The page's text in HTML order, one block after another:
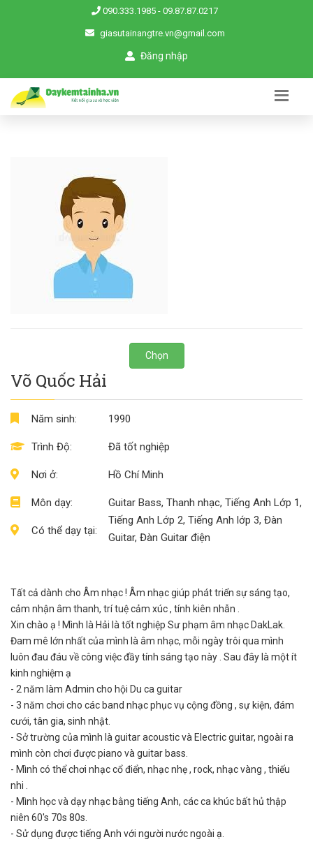
090.333.1985 - 09.87.87.0217
giasutainangtre.vn@gmail.com
Đăng nhập
Chọn
Võ Quốc Hải
Năm sinh:
Trình Độ:
Nơi ở:
Môn dạy:
Có thể dạy tại:
1990
Đã tốt nghiệp
Hồ Chí Minh
Guitar Bass, Thanh nhạc, Tiếng Anh Lớp 1,
Tiếng Anh Lớp 2, Tiếng Anh lớp 3, Đàn
Guitar, Đàn Guitar điện
Tất cả dành cho Âm nhạc ! Âm nhạc giúp phát triển sự sáng tạo,
cảm nhận âm thanh, trí tuệ cảm xúc , tính kiên nhẫn .
Xin chào ạ ! Mình là Hải là tốt nghiệp Sư phạm âm nhạc DakLak.
Đam mê lớn nhất của mình là âm nhạc, mỗi ngày trôi qua mình
luôn đau đáu về công việc đầy tính sáng tạo này . Sau đây là một ít
kinh nghiệm ạ
- 2 năm làm Admin cho hội Du ca guitar
- 3 năm chơi cho các band nhạc phục vụ cộng đồng , sự kiện, đám
cưới, tân gia, sinh nhật.
- Sở trường của mình là guitar acoustic và Electric guitar, ngoài ra
mình còn chơi được piano và guitar bass.
- Mình có thể chơi nhạc cổ điển, nhạc nhẹ , rock, nhạc vàng , thiếu
nhi .
- Mình học và dạy nhạc bằng tiếng Anh, các ca khúc bất hủ thập
niên 60's 70s 80s.
- Sử dụng được tiếng Anh với người nước ngoài ạ.